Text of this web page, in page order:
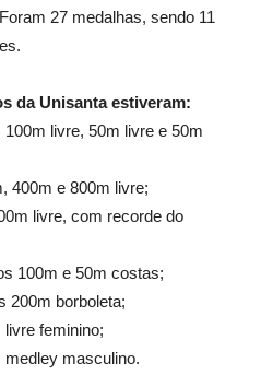
27 medalhas, sendo 11
da Unisanta estiveram:
livre, 50m livre e 50m
400m e 800m livre;
livre, com recorde do
100m e 50m costas;
200m borboleta;
feminino;
masculino.